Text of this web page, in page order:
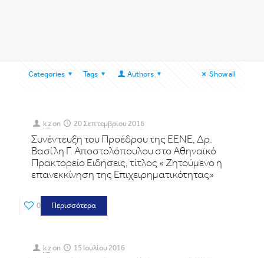
Categories Tags Authors Show all
k zon 20 Σεπτεμβρίου 2016
Συνέντευξη του Προέδρου της ΕΕΝΕ, Δρ.
Βασίλη Γ. Αποστολόπουλου στο Αθηναϊκό
Πρακτορείο Ειδήσεις, τίτλος « Ζητούμενο η
επανεκκίνηση της Επιχειρηματικότητας»
0 Περισσότερα
k zon 15 Ιουλίου 2016